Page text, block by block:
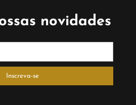
novidades